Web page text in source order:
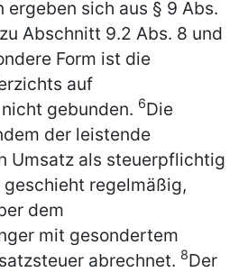
ergeben sich aus § 9 Abs.
Abschnitt 9.2 Abs. 8 und
Form ist die
auf
gebunden. 6Die
der leistende
Umsatz als steuerpflichtig
geschieht regelmäßig,
dem
mit gesondertem
abrechnet. 8Der